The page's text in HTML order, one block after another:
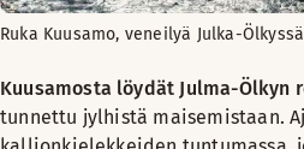
Ruka Kuusamo, veneilyä Julka-Ölkyssä
Kuusamosta löydät Julma-Ölkyn
tunnettu jylhistä maisemistaan.